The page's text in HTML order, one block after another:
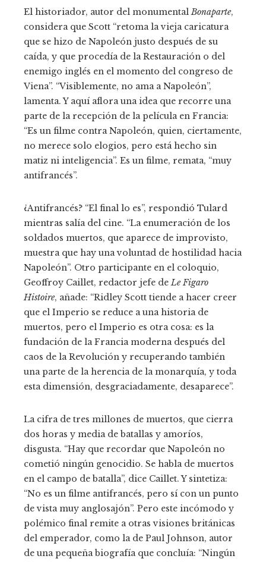
El historiador, autor del monumentalBonaparte,
considera que Scott “retoma la vieja caricatura
que se hizo de Napoleón justo después de su
caída, y que procedía de la Restauración o del
enemigo inglés en el momento del congreso de
Viena”. “Visiblemente, no ama a Napoleón”,
lamenta. Y aquí aflora una idea que recorre una
parte de la recepción de la película en Francia:
“Es un filme contra Napoleón, quien, ciertamente,
no merece solo elogios, pero está hecho sin
matiz ni inteligencia”. Es un filme, remata, “muy
antifrancés”.
¿Antifrancés? “El final lo es”, respondió Tulard
mientras salía del cine. “La enumeración de los
soldados muertos, que aparece de improvisto,
muestra que hay una voluntad de hostilidad hacia
Napoleón”. Otro participante en el coloquio,
Geoffroy Caillet, redactor jefe deLe Figaro
Histoire, añade: “Ridley Scott tiende a hacer creer
que el Imperio se reduce a una historia de
muertos, pero el Imperio es otra cosa: es la
fundación de la Francia moderna después del
caos de la Revolución y recuperando también
una parte de la herencia de la monarquía, y toda
esta dimensión, desgraciadamente, desaparece”.
La cifra de tres millones de muertos, que cierra
dos horas y media de batallas y amoríos,
disgusta. “Hay que recordar que Napoleón no
cometió ningún genocidio. Se habla de muertos
en el campo de batalla”, dice Caillet. Y sintetiza:
“No es un filme antifrancés, pero sí con un punto
de vista muy anglosajón”. Pero este incómodo y
polémico final remite a otras visiones británicas
del emperador, como la de Paul Johnson, autor
de una pequeña biografía que concluía: “Ningún